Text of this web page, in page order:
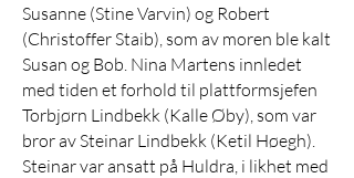
Susanne (Stine Varvin) og Robert
(Christoffer Staib), som av moren ble kalt
Susan og Bob. Nina Martens innledet
med tiden et forhold til plattformsjefen
Torbjørn Lindbekk (Kalle Øby), som var
bror av Steinar Lindbekk (Ketil Høegh).
Steinar var ansatt på Huldra, i likhet med